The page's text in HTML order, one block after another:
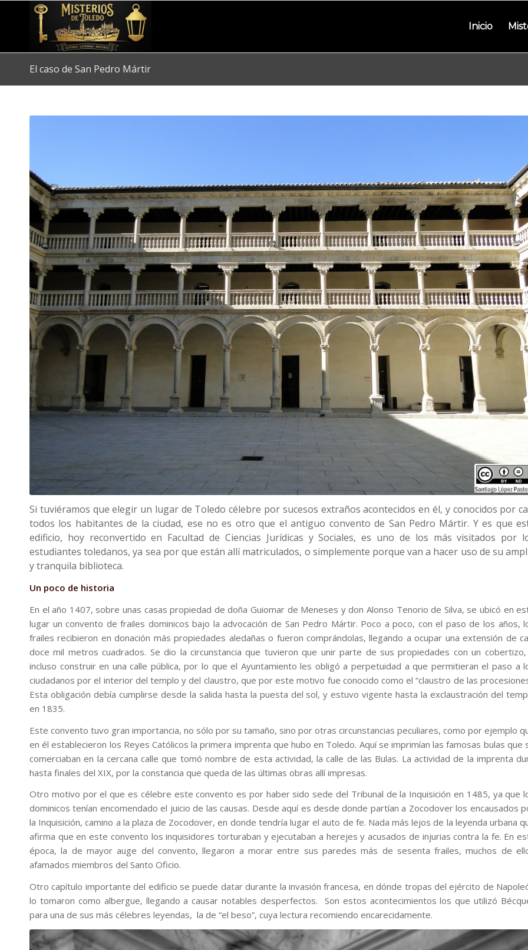
Inicio
El caso de San Pedro Mártir
Si tuviéramos que elegir un lugar de Toledo célebre por sucesos extraños acontecidos en él, y conocidos por
todos los habitantes de la ciudad, ese no es otro que el antiguo convento de San Pedro Mártir. Y es que
edificio, hoy reconvertido en Facultad de Ciencias Jurídicas y Sociales, es uno de los más visitados por
estudiantes toledanos, ya sea por que están allí matriculados, o simplemente porque van a hacer uso de su
y tranquila biblioteca.
Un poco de historia
En el año 1407, sobre unas casas propiedad de doña Guiomar de Meneses y don Alonso Tenorio de Silva, se ubicó en
lugar un convento de frailes dominicos bajo la advocación de San Pedro Mártir. Poco a poco, con el paso de los años,
frailes recibieron en donación más propiedades aledañas o fueron comprándolas, llegando a ocupar una extensión de
doce mil metros cuadrados. Se dio la circunstancia que tuvieron que unir parte de sus propiedades con un
incluso construir en una calle pública, por lo que el Ayuntamiento les obligó a perpetuidad a que permitieran el paso a
ciudadanos por el interior del templo y del claustro, que por este motivo fue conocido como el “claustro de las
Esta obligación debía cumplirse desde la salida hasta la puesta del sol, y estuvo vigente hasta la exclaustración del
en 1835.
Este convento tuvo gran importancia, no sólo por su tamaño, sino por otras circunstancias peculiares, como por ejemplo
en él establecieron los Reyes Católicos la primera imprenta que hubo en Toledo. Aquí se imprimían las famosas bulas que
comerciaban en la cercana calle que tomó nombre de esta actividad, la calle de las Bulas. La actividad de la imprenta
hasta finales del XIX, por la constancia que queda de las últimas obras allí impresas.
Otro motivo por el que es célebre este convento es por haber sido sede del Tribunal de la Inquisición en 1485, ya que
dominicos tenían encomendado el juicio de las causas. Desde aquí es desde donde partían a Zocodover los encausados
la Inquisición, camino a la plaza de Zocodover, en donde tendría lugar el auto de fe. Nada más lejos de la leyenda urbana
afirma que en este convento los inquisidores torturaban y ejecutaban a herejes y acusados de injurias contra la fe. En
época, la de mayor auge del convento, llegaron a morar entre sus paredes más de sesenta frailes, muchos de
afamados miembros del Santo Oficio.
Otro capítulo importante del edificio se puede datar durante la invasión francesa, en dónde tropas del ejército de
lo tomaron como albergue, llegando a causar notables desperfectos. Son estos acontecimientos los que utilizó
para una de sus más célebres leyendas, la de “el beso”, cuya lectura recomiendo encarecidamente.